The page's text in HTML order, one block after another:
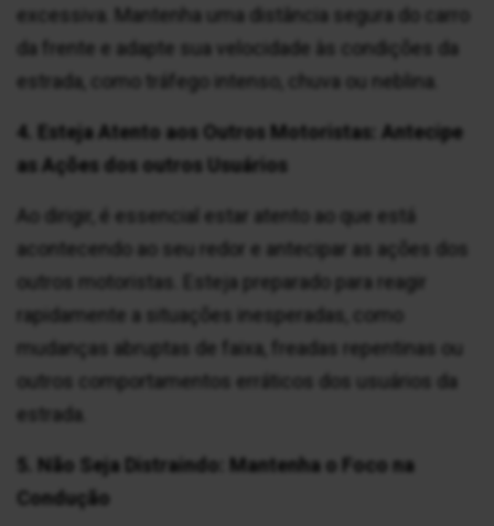
excessiva. Mantenha uma distância segura do carro
da frente e adapte sua velocidade às condições da
estrada, como tráfego intenso, chuva ou neblina.
4. Esteja Atento aos Outros Motoristas: Antecipe
as Ações dos outros Usuários
Ao dirigir, é essencial estar atento ao que está
acontecendo ao seu redor e antecipar as ações dos
outros motoristas. Esteja preparado para reagir
rapidamente a situações inesperadas, como
mudanças abruptas de faixa, freadas repentinas ou
outros comportamentos erráticos dos usuários da
estrada.
5. Não Seja Distraindo: Mantenha o Foco na
Condução